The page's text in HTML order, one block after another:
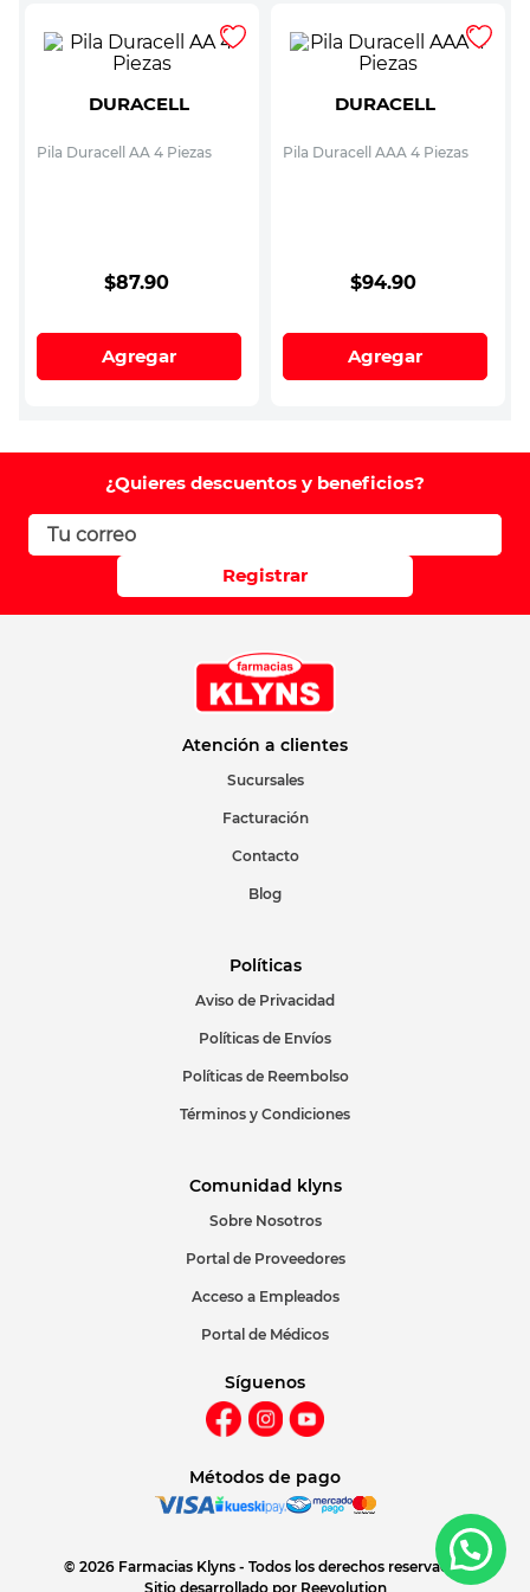
DURACELL
Pila Duracell AA 4 Piezas
$87.90
Agregar
DURACELL
Pila Duracell AAA 4 Piezas
$94.90
Agregar
¿Quieres descuentos y beneficios?
Registrar
Atención a clientes
Sucursales
Facturación
Contacto
Blog
Políticas
Aviso de Privacidad
Políticas de Envíos
Políticas de Reembolso
Términos y Condiciones
Comunidad klyns
Sobre Nosotros
Portal de Proveedores
Acceso a Empleados
Portal de Médicos
Síguenos
Métodos de pago
© 2026 Farmacias Klyns - Todos los derechos reservados
Sitio desarrollado por Reevolution